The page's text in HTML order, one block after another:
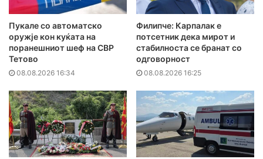
Пукале со автоматско
оружје кон куќата на
поранешниот шеф на СВР
Тетово
08.08.2026 16:34
Филипче: Карпалак е
потсетник дека мирот и
стабилноста се бранат со
одговорност
08.08.2026 16:25